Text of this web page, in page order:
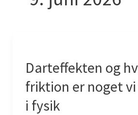
Darteffekten og
friktion er noget
i fysik